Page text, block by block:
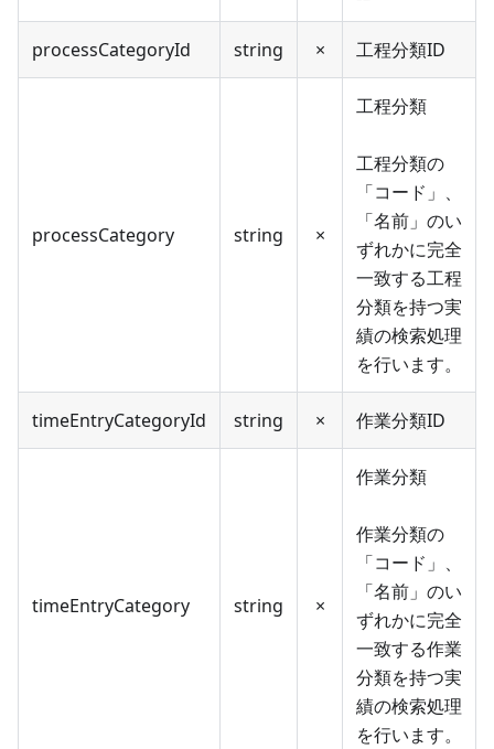
processCategoryId string × 工程分類ID
processCategory string ×
工程分類
工程分類の
「コード」、
「名前」のい
ずれかに完全
一致する工程
分類を持つ実
績の検索処理
を行います。
timeEntryCategoryId string × 作業分類ID
timeEntryCategory string ×
作業分類
作業分類の
「コード」、
「名前」のい
ずれかに完全
一致する作業
分類を持つ実
績の検索処理
を行います。